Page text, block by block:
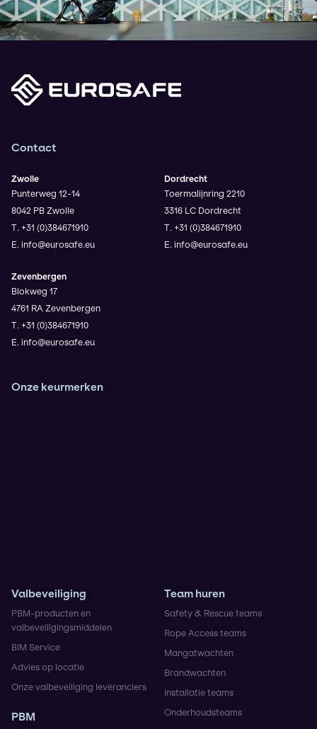
Contact
Zwolle
Punterweg 12-14
8042 PB Zwolle
T. +31 (0)384671910
E. info@eurosafe.eu
Zevenbergen
Blokweg 17
4761 RA Zevenbergen
T. +31 (0)384671910
E. info@eurosafe.eu
Dordrecht
Toermalijnring 2210
3316 LC Dordrecht
T. +31 (0)384671910
E. info@eurosafe.eu
Onze keurmerken
Valbeveiliging
PBM-producten en
valbeveiligingsmiddelen
BIM Service
Advies op locatie
Onze valbeveiliging leveranciers
PBM
Team huren
Safety & Rescue teams
Rope Access teams
Mangatwachten
Brandwachten
Installatie teams
Onderhoudsteams